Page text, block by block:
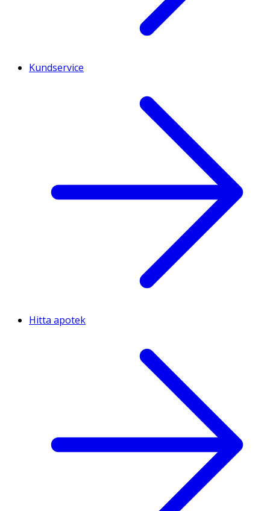
Kundservice
Hitta apotek